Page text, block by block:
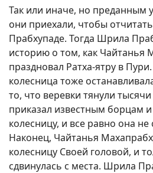
Так или иначе, но преданным
они приехали, чтобы
Прабхупаде. Тогда Шрила
историю о том, как Чайтанья
праздновал Ратха-ятру в
колесница тоже
то, что веревки тянули
приказал известным борцам
колесницу, и все равно она не
Наконец, Чайтанья
колесницу Своей головой, и
сдвинулась с места. Шрила